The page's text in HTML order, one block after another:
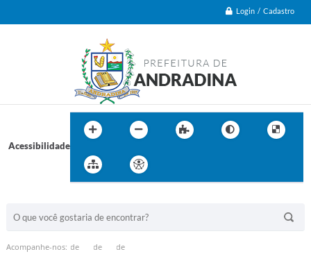
Login / Cadastro
Acessibilidade
Acompanhe-nos: